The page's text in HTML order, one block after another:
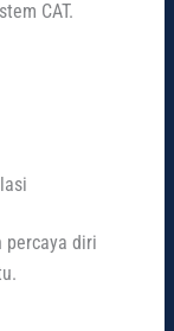
CAT.
percaya diri